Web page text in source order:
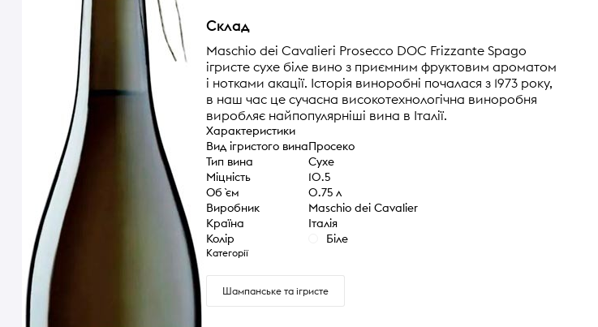
Склад
Maschio dei Cavalieri Prosecco DOC Frizzante Spago
ігристе сухе біле вино з приємним фруктовим ароматом
і нотками акації. Історія виноробні почалася з 1973 року,
в наш час це сучасна високотехнологічна виноробня
виробляє найпопулярніші вина в Італії.
Характеристики
Вид ігристого винаПросеко
Тип вина
Сухе
Міцність
10.5
Об `єм
0.75 л
Виробник
Maschio dei Cavalier
Країна
Італія
Колір
Біле
Категорії
Шампанське та ігристе